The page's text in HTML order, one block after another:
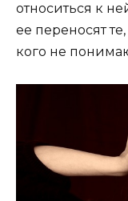
относиться к
ее переносят
кого не